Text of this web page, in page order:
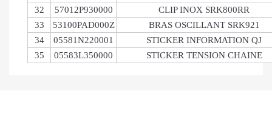
32
57012P930000
CLIP INOX SRK800RR
33
53100PAD000Z
BRAS OSCILLANT SRK921
34
05581N220001
STICKER INFORMATION QJ
35
05583L350000 STICKER TENSION CHAINE